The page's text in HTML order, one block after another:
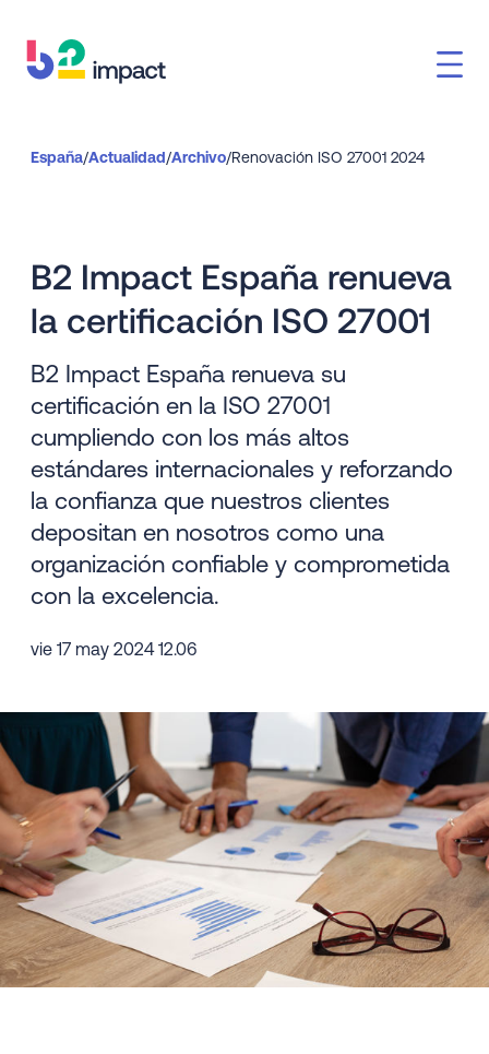
España/Actualidad/Archivo/Renovación ISO 27001 2024
B2 Impact España renueva
la certificación ISO 27001
B2 Impact España renueva su
certificación en la ISO 27001
cumpliendo con los más altos
estándares internacionales y reforzando
la confianza que nuestros clientes
depositan en nosotros como una
organización confiable y comprometida
con la excelencia.
vie 17 may 2024 12.06